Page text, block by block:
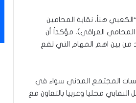
هنأ، نقابة المحامين
الذكرى ٨٨ لتأسيس النقابة (يوم المحامي العراقي)، مؤكداً أن
من بين اهم المهام التي تقع
المجتمع المدني سواء في
محليا وعربيا بالتعاون مع